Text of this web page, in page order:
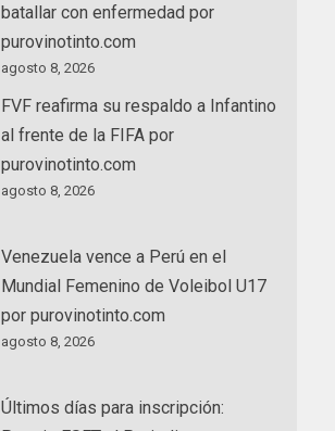
batallar con enfermedad por
purovinotinto.com
agosto 8, 2026
FVF reafirma su respaldo a Infantino
al frente de la FIFA por
purovinotinto.com
agosto 8, 2026
Venezuela vence a Perú en el
Mundial Femenino de Voleibol U17
por purovinotinto.com
agosto 8, 2026
Últimos días para inscripción: